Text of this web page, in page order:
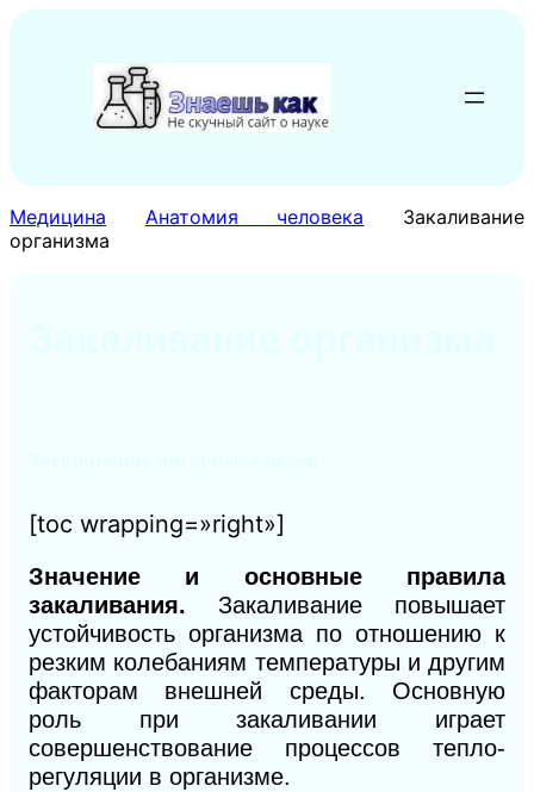
содержимому
Медицина Анатомия человека
Закаливание
организма
[toc wrapping=»right»]
Значение и основные правила
закаливания. Закаливание повышает
устойчивость организма по отношению к
резким колебаниям температуры и другим
факторам внешней среды. Основную
роль при закаливании играет
совершенствование процессов тепло-
регуляции в организме.